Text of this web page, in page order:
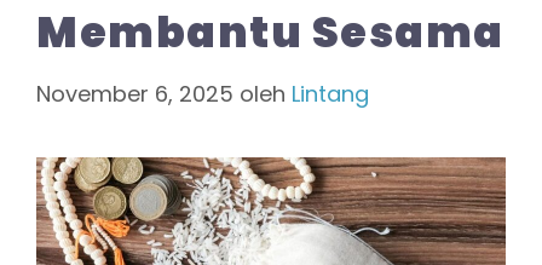
Membantu Sesama
November 6, 2025 oleh Lintang